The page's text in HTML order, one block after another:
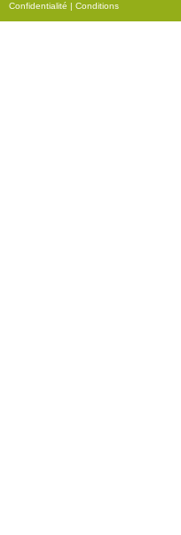
Confidentialité | Conditions